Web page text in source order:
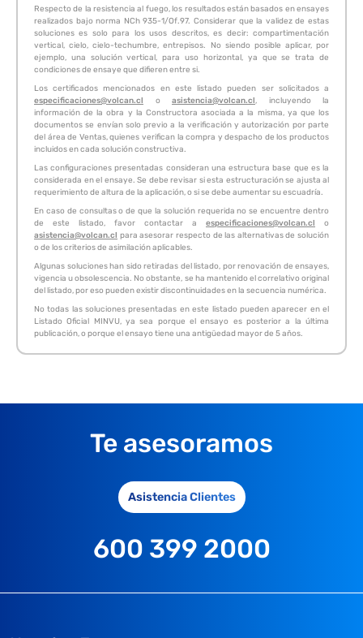
Respecto de la resistencia al fuego, los resultados están basados en ensayes
realizados bajo norma NCh 935-1/Of.97. Considerar que la validez de estas
soluciones es solo para los usos descritos, es decir: compartimentación
vertical, cielo, cielo-techumbre, entrepisos. No siendo posible aplicar, por
ejemplo, una solución vertical, para uso horizontal, ya que se trata de
condiciones de ensaye que difieren entre si.
Los certificados mencionados en este listado pueden ser solicitados a
especificaciones@volcan.cl o asistencia@volcan.cl, incluyendo la
información de la obra y la Constructora asociada a la misma, ya que los
documentos se envían solo previo a la verificación y autorización por parte
del área de Ventas, quienes verifican la compra y despacho de los productos
incluidos en cada solución constructiva.
Las configuraciones presentadas consideran una estructura base que es la
considerada en el ensaye. Se debe revisar si esta estructuración se ajusta al
requerimiento de altura de la aplicación, o si se debe aumentar su escuadría.
En caso de consultas o de que la solución requerida no se encuentre dentro
de este listado, favor contactar a especificaciones@volcan.cl o
asistencia@volcan.cl para asesorar respecto de las alternativas de solución
o de los criterios de asimilación aplicables.
Algunas soluciones han sido retiradas del listado, por renovación de ensayes,
vigencia u obsolescencia. No obstante, se ha mantenido el correlativo original
del listado, por eso pueden existir discontinuidades en la secuencia numérica.
No todas las soluciones presentadas en este listado pueden aparecer en el
Listado Oficial MINVU, ya sea porque el ensayo es posterior a la última
publicación, o porque el ensayo tiene una antigüedad mayor de 5 años.
Te asesoramos
Asistencia Clientes
600 399 2000